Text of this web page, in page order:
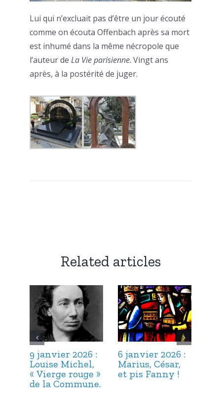
Lui qui n’excluait pas d’être un jour écouté
comme on écouta Offenbach après sa mort
est inhumé dans la même nécropole que
l’auteur de La Vie parisienne. Vingt ans
après, à la postérité de juger.
Related articles
9 janvier 2026 :
Louise Michel,
« Vierge rouge »
de la Commune.
6 janvier 2026 :
Marius, César,
et pis Fanny !